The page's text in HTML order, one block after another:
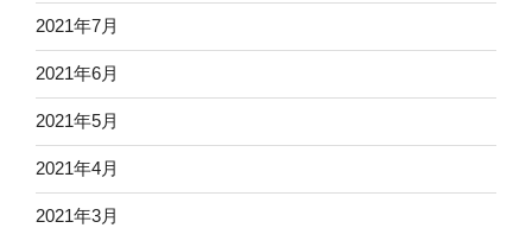
2021年7月
2021年6月
2021年5月
2021年4月
2021年3月